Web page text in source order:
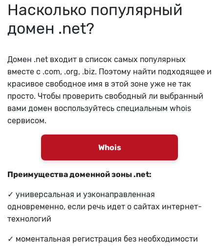
Насколько популярный
домен .net?
Домен .net входит в список самых популярных
вместе с .com, .org, .biz. Поэтому найти подходящее и
красивое свободное имя в этой зоне уже не так
просто. Чтобы проверить свободный ли выбранный
вами домен воспользуйтесь специальным whois
сервисом.
Whois
Преимущества доменной зоны .net:
✓ универсальная и узконаправленная
одновременно, если речь идет о сайтах интернет-
технологий
✓ моментальная регистрация без необходимости